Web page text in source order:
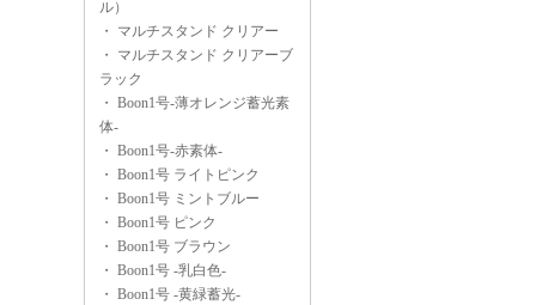
ル）
・ マルチスタンド クリアー
・ マルチスタンド クリアーブ
ラック
・ Boon1号-薄オレンジ蓄光素
体-
・ Boon1号-赤素体-
・ Boon1号 ライトピンク
・ Boon1号 ミントブルー
・ Boon1号 ピンク
・ Boon1号 ブラウン
・ Boon1号 -乳白色-
・ Boon1号 -黄緑蓄光-